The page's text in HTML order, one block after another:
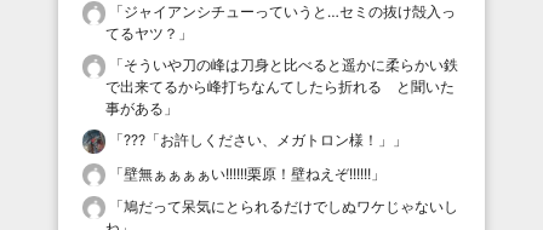
「ジャイアンシチューっていうと…セミの抜け殻入っ
てるヤツ？ 」
「そういや刀の峰は刀身と比べると遥かに柔らかい鉄
で出来てるから峰打ちなんてしたら折れる と聞いた
事がある 」
「???「お許しください、メガトロン様！」
」
「壁無ぁぁぁぁい!!!!!!栗原！壁ねえぞ!!!!!! 」
「鳩だって呆気にとられるだけでしぬワケじゃないし